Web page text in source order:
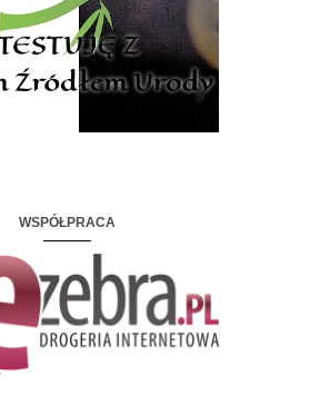
WSPÓŁPRACA